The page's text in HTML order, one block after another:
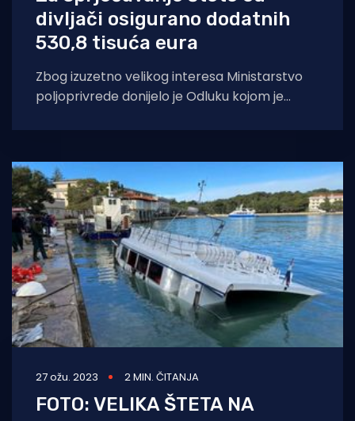
divljači osigurano dodatnih
530,8 tisuća eura
Zbog izuzetno velikog interesa Ministarstvo
poljoprivrede donijelo je Odluku kojom je
temelju Natječaja za
27 ožu. 2023 2 MIN. ČITANJA
FOTO: VELIKA ŠTETA NA